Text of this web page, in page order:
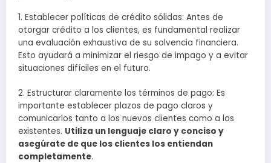
1. Establecer políticas de crédito sólidas: Antes de
otorgar crédito a los clientes, es fundamental realizar
una evaluación exhaustiva de su solvencia financiera.
Esto ayudará a minimizar el riesgo de impago y a evitar
situaciones difíciles en el futuro.
2. Estructurar claramente los términos de pago: Es
importante establecer plazos de pago claros y
comunicarlos tanto a los nuevos clientes como a los
existentes. Utiliza un lenguaje claro y conciso y
asegúrate de que los clientes los entiendan
completamente.